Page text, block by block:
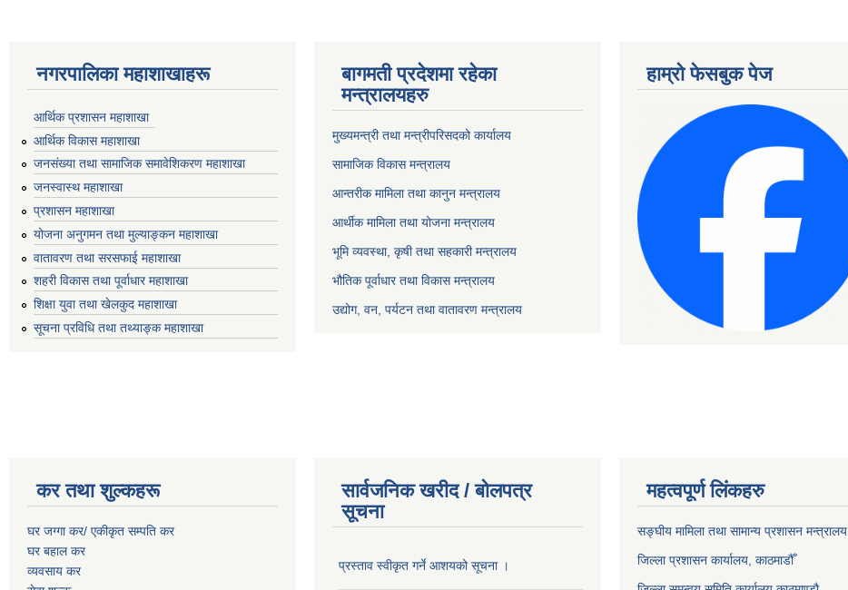
नगरपालिका महाशाखाहरू
आर्थिक प्रशासन महाशाखा
आर्थिक विकास महाशाखा
जनसंख्या तथा सामाजिक समावेशिकरण महाशाखा
जनस्वास्थ महाशाखा
प्रशासन महाशाखा
योजना अनुगमन तथा मुल्याङ्कन महाशाखा
वातावरण तथा सरसफाई महाशाखा
शहरी विकास तथा पूर्वाधार महाशाखा
शिक्षा युवा तथा खेलकुद महाशाखा
सूचना प्रविधि तथा तथ्याङ्क महाशाखा
बागमती प्रदेशमा रहेका
मन्त्रालयहरु
मुख्यमन्त्री तथा मन्त्रीपरिसदको कार्यालय
सामाजिक विकास मन्त्रालय
आन्तरीक मामिला तथा कानुन मन्त्रालय
आर्थीक मामिला तथा योजना मन्त्रालय
भूमि व्यवस्था, कृषी तथा सहकारी मन्त्रालय
भौतिक पूर्वाधार तथा विकास मन्त्रालय
उद्योग, वन, पर्यटन तथा वातावरण मन्त्रालय
हाम्रो फेसबुक पेज
कर तथा शुल्कहरू
घर जग्गा कर/ एकीकृत सम्पति कर
घर बहाल कर
व्यवसाय कर
सार्वजनिक खरीद / बोलपत्र
सूचना
प्रस्ताव स्वीकृत गर्ने आशयको सूचना ।
महत्वपूर्ण लिंकहरु
सङ्‍घीय मामिला तथा सामान्य प्रशासन मन्त्रालय
जिल्ला प्रशासन कार्यालय, काठमाडौँ